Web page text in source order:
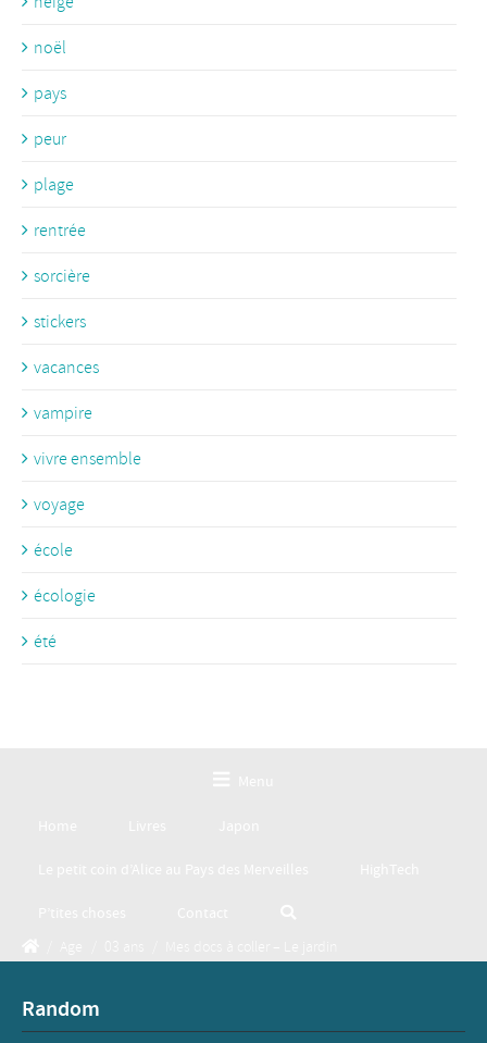
noël
pays
peur
plage
rentrée
sorcière
stickers
vacances
vampire
vivre ensemble
voyage
école
écologie
été
Random